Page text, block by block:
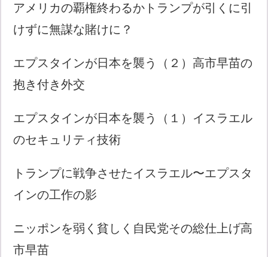
アメリカの覇権終わるかトランプが引くに引
けずに無謀な賭けに？
エプスタインが日本を襲う（２）高市早苗の
抱き付き外交
エプスタインが日本を襲う（１）イスラエル
のセキュリティ技術
トランプに戦争させたイスラエル〜エプスタ
インの工作の影
ニッポンを弱く貧しく自民党その総仕上げ高
市早苗